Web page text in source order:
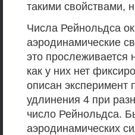
такими свойствами,
Числа Рейнольдса
аэродинамические
это прослеживается
как у них нет
описан
удлинения 4 при
число Рейнольдса.
аэродинамических